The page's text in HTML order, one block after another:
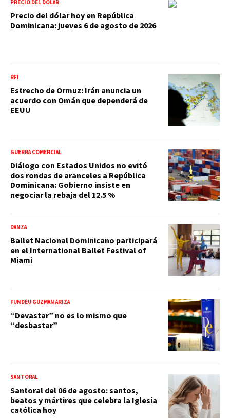
PRECIO DEL DÓLAR
Precio del dólar hoy en República
Dominicana: jueves 6 de agosto de 2026
RFI
Estrecho de Ormuz: Irán anuncia un
acuerdo con Omán que dependerá de
EEUU
GUERRA COMERCIAL
Diálogo con Estados Unidos no evitó
dos rondas de aranceles a República
Dominicana: Gobierno insiste en
negociar la rebaja del 12.5 %
DANZA
Ballet Nacional Dominicano participará
en el International Ballet Festival of
Miami
FUNDÉU GUZMÁN ARIZA
“Devastar” no es lo mismo que
“desbastar”
SANTORAL
Santoral del 06 de agosto: santos,
beatos y mártires que celebra la Iglesia
católica hoy